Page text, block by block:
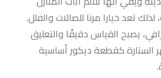
تعد خيارا مرنا للصالات والفلل.
يصبح القياس دقيقًا والتعليق
الستارة كقطعة ديكور أساسية